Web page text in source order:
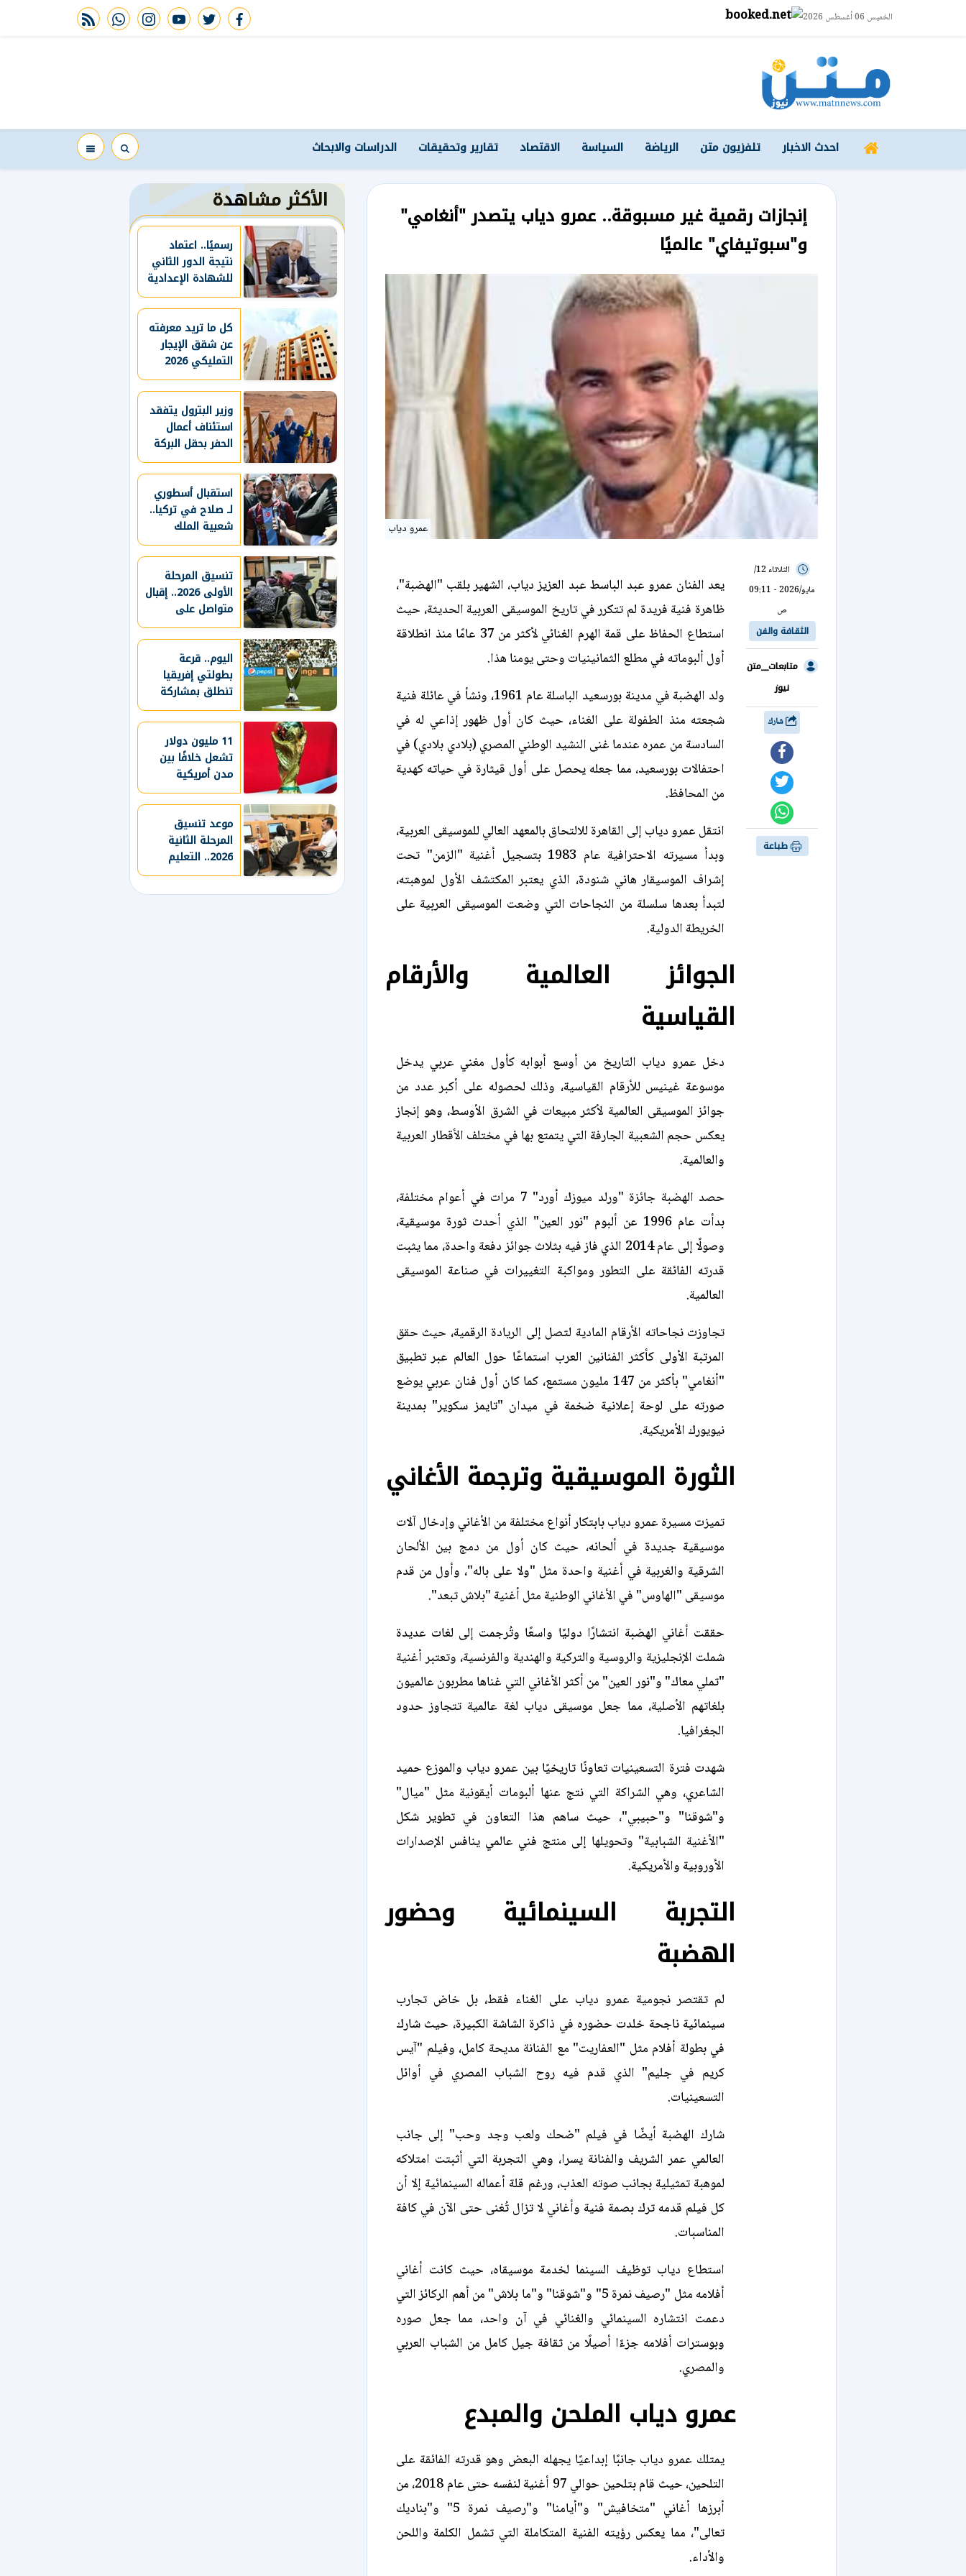
الخميس 06 أغسطس 2026 facebook
twitter
youtube
instagram
whatsapp
rss feed
احدث الاخبار تلفزيون متن الرياضة السياسة الاقتصاد تقارير وتحقيقات الدراسات والابحاث
إنجازات رقمية غير مسبوقة.. عمرو دياب يتصدر "أنغامي"
و"سبوتيفاي" عالميًا
عمرو دياب
الثلاثاء 12/
مايو/2026 - 09:11
ص
الثقافة والفن
متابعات__متن
نيوز
طباعة
يعد الفنان عمرو عبد الباسط عبد العزيز دياب، الشهير بلقب "الهضبة"،
ظاهرة فنية فريدة لم تتكرر في تاريخ الموسيقى العربية الحديثة، حيث
استطاع الحفاظ على قمة الهرم الغنائي لأكثر من 37 عامًا منذ انطلاقة
أول ألبوماته في مطلع الثمانينيات وحتى يومنا هذا.
ولد الهضبة في مدينة بورسعيد الباسلة عام 1961، ونشأ في عائلة فنية
شجعته منذ الطفولة على الغناء، حيث كان أول ظهور إذاعي له في
السادسة من عمره عندما غنى النشيد الوطني المصري (بلادي بلادي) في
احتفالات بورسعيد، مما جعله يحصل على أول قيثارة في حياته كهدية
من المحافظ.
انتقل عمرو دياب إلى القاهرة للالتحاق بالمعهد العالي للموسيقى العربية،
وبدأ مسيرته الاحترافية عام 1983 بتسجيل أغنية "الزمن" تحت
إشراف الموسيقار هاني شنودة، الذي يعتبر المكتشف الأول لموهبته،
لتبدأ بعدها سلسلة من النجاحات التي وضعت الموسيقى العربية على
الخريطة الدولية.
الجوائز العالمية والأرقام
القياسية
دخل عمرو دياب التاريخ من أوسع أبوابه كأول مغني عربي يدخل
موسوعة غينيس للأرقام القياسية، وذلك لحصوله على أكبر عدد من
جوائز الموسيقى العالمية لأكثر مبيعات في الشرق الأوسط، وهو إنجاز
يعكس حجم الشعبية الجارفة التي يتمتع بها في مختلف الأقطار العربية
والعالمية.
حصد الهضبة جائزة "ورلد ميوزك أورد" 7 مرات في أعوام مختلفة،
بدأت عام 1996 عن ألبوم "نور العين" الذي أحدث ثورة موسيقية،
وصولًا إلى عام 2014 الذي فاز فيه بثلاث جوائز دفعة واحدة، مما يثبت
قدرته الفائقة على التطور ومواكبة التغييرات في صناعة الموسيقى
العالمية.
تجاوزت نجاحاته الأرقام المادية لتصل إلى الريادة الرقمية، حيث حقق
المرتبة الأولى كأكثر الفنانين العرب استماعًا حول العالم عبر تطبيق
"أنغامي" بأكثر من 147 مليون مستمع، كما كان أول فنان عربي يوضع
صورته على لوحة إعلانية ضخمة في ميدان "تايمز سكوير" بمدينة
نيويورك الأمريكية.
الثورة الموسيقية وترجمة الأغاني
تميزت مسيرة عمرو دياب بابتكار أنواع مختلفة من الأغاني وإدخال آلات
موسيقية جديدة في ألحانه، حيث كان أول من دمج بين الألحان
الشرقية والغربية في أغنية واحدة مثل "ولا على باله"، وأول من قدم
موسيقى "الهاوس" في الأغاني الوطنية مثل أغنية "بلاش تبعد".
حققت أغاني الهضبة انتشارًا دوليًا واسعًا وتُرجمت إلى لغات عديدة
شملت الإنجليزية والروسية والتركية والهندية والفرنسية، وتعتبر أغنية
"تملي معاك" و"نور العين" من أكثر الأغاني التي غناها مطربون عالميون
بلغاتهم الأصلية، مما جعل موسيقى دياب لغة عالمية تتجاوز حدود
الجغرافيا.
شهدت فترة التسعينيات تعاونًا تاريخيًا بين عمرو دياب والموزع حميد
الشاعري، وهي الشراكة التي نتج عنها ألبومات أيقونية مثل "ميال"
و"شوقنا" و"حبيبي"، حيث ساهم هذا التعاون في تطوير شكل
"الأغنية الشبابية" وتحويلها إلى منتج فني عالمي ينافس الإصدارات
الأوروبية والأمريكية.
التجربة السينمائية وحضور
الهضبة
لم تقتصر نجومية عمرو دياب على الغناء فقط، بل خاض تجارب
سينمائية ناجحة خلدت حضوره في ذاكرة الشاشة الكبيرة، حيث شارك
في بطولة أفلام مثل "العفاريت" مع الفنانة مديحة كامل، وفيلم "آيس
كريم في جليم" الذي قدم فيه روح الشباب المصري في أوائل
التسعينيات.
شارك الهضبة أيضًا في فيلم "ضحك ولعب وجد وحب" إلى جانب
العالمي عمر الشريف والفنانة يسرا، وهي التجربة التي أثبتت امتلاكه
لموهبة تمثيلية بجانب صوته العذب، ورغم قلة أعماله السينمائية إلا أن
كل فيلم قدمه ترك بصمة فنية وأغاني لا تزال تُغنى حتى الآن في كافة
المناسبات.
استطاع دياب توظيف السينما لخدمة موسيقاه، حيث كانت أغاني
أفلامه مثل "رصيف نمرة 5" و"شوقنا" و"ما بلاش" من أهم الركائز التي
دعمت انتشاره السينمائي والغنائي في آن واحد، مما جعل صوره
وبوسترات أفلامه جزءًا أصيلًا من ثقافة جيل كامل من الشباب العربي
والمصري.
عمرو دياب الملحن والمبدع
يمتلك عمرو دياب جانبًا إبداعيًا يجهله البعض وهو قدرته الفائقة على
التلحين، حيث قام بتلحين حوالي 97 أغنية لنفسه حتى عام 2018، من
أبرزها أغاني "متخافيش" و"أيامنا" و"رصيف نمرة 5" و"بناديك
تعالى"، مما يعكس رؤيته الفنية المتكاملة التي تشمل الكلمة واللحن
والأداء.
الأكثر مشاهدة
رسميًا.. اعتماد
نتيجة الدور الثاني
للشهادة الإعدادية
بالقاهرة 2026
كل ما تريد معرفته
عن شقق الإيجار
التمليكي 2026
قبل التقديم
وزير البترول يتفقد
استئناف أعمال
الحفر بحقل البركة
في أسوان ويؤكد:
صعيد مصر على
خريطة الاستثمار
البترولي
استقبال أسطوري
لـ صلاح في تركيا..
شعبية الملك
المصري تتجاوز
المستطيل الأخضر..
طرابزون سبور
يسعي لاستعادة
لقب الدوري التركي
وتعزيز حظوظه في
المنافسات
الأوروبية
تنسيق المرحلة
الأولى 2026.. إقبال
متواصل على
معامل هندسة
القاهرة لتسجيل
الرغبات
اليوم.. قرعة
بطولتي إفريقيا
تنطلق بمشاركة
الأندية المصرية
11 مليون دولار
تشعل خلافًا بين
مدن أمريكية
و"فيفا" بعد
مونديال 2026
موعد تنسيق
المرحلة الثانية
2026.. التعليم
العالي تكشف
التفاصيل المنتظرة